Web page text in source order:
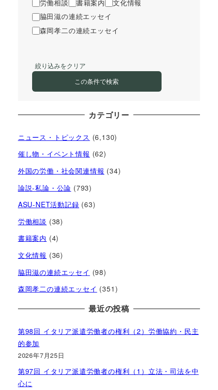
労働相談
書籍案内
文化情報
脇田滋の連続エッセイ
森岡孝二の連続エッセイ
絞り込みをクリア
この条件で検索
カテゴリー
ニュース・トピックス (6,130)
催し物・イベント情報 (62)
外国の労働・社会関連情報 (34)
論説-私論・公論 (793)
ASU-NET活動記録 (63)
労働相談 (38)
書籍案内 (4)
文化情報 (36)
脇田滋の連続エッセイ (98)
森岡孝二の連続エッセイ (351)
最近の投稿
第98回 イタリア派遣労働者の権利（2）労働協約・民主
的参加
2026年7月25日
第97回 イタリア派遣労働者の権利（1）立法・司法を中
心に